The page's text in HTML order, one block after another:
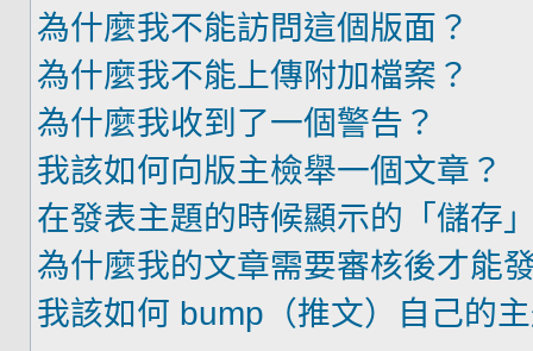
為什麼我不能訪問這個版面？
為什麼我不能上傳附加檔案？
為什麼我收到了一個警告？
我該如何向版主檢舉一個文章？
在發表主題的時候顯示的「儲存
為什麼我的文章需要審核後才能
我該如何 bump（推文）自己的